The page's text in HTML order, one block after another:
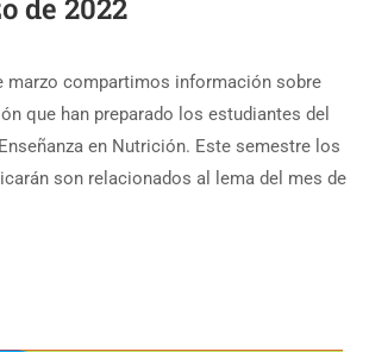
de 2022
marzo compartimos información sobre
que han preparado los estudiantes del
en Nutrición. Este semestre los
son relacionados al lema del mes de